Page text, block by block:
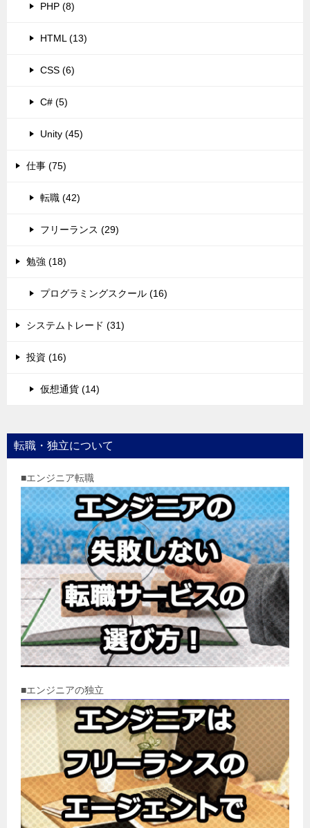
PHP (8)
HTML (13)
CSS (6)
C# (5)
Unity (45)
仕事 (75)
転職 (42)
フリーランス (29)
勉強 (18)
プログラミングスクール (16)
システムトレード (31)
投資 (16)
仮想通貨 (14)
転職・独立について
■エンジニア転職
■エンジニアの独立